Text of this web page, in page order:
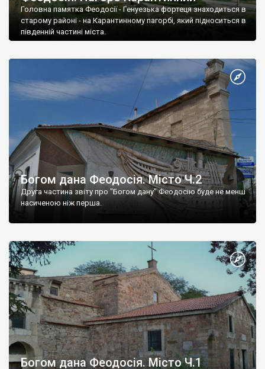
Головна памятка Феодосії - Генуезька фортеця знаходиться в
старому районі - на Карантинному пагорбі, який підноситься в
південній частині міста.
Богом дана Феодосія. Місто Ч.2
Друга частина звіту про "Богом дану" Феодосію буде не менш
насиченою ніж перша.
Богом дана Феодосія. Місто Ч.1